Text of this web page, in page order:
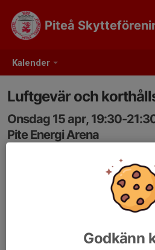
Kalender
Piteå
Luftgevär och
Onsdag 15 apr, 19:30-
Pite Energi Arena
Samling: 19:30, Ingång mitt
Bana träning. Skjutledare skall
skyttar skjuter. Ensam skytt har
Godkänn